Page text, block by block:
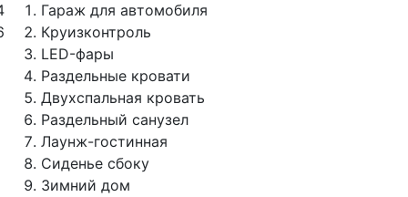
Гараж для автомобиля
Круизконтроль
LED-фары
Раздельные кровати
Двухспальная кровать
Раздельный санузел
Лаунж-гостинная
Сиденье сбоку
Зимний дом